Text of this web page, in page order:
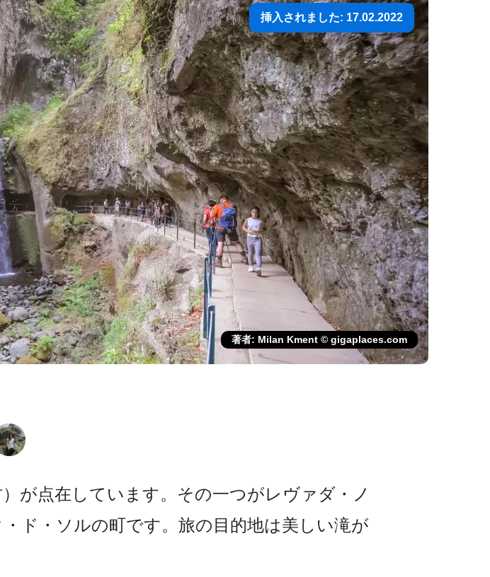
挿入されました: 17.02.2022
著者: Milan Kment © gigaplaces.com
が点在しています。その一つがレヴァ­ダ・ノ
ド­・ソルの町です。旅の目的地は美しい滝が